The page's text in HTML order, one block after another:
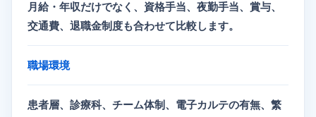
月給・年収だけでなく、資格手当、夜勤手当、賞与、
交通費、退職金制度も合わせて比較します。
職場環境
患者層、診療科、チーム体制、電子カルテの有無、繁